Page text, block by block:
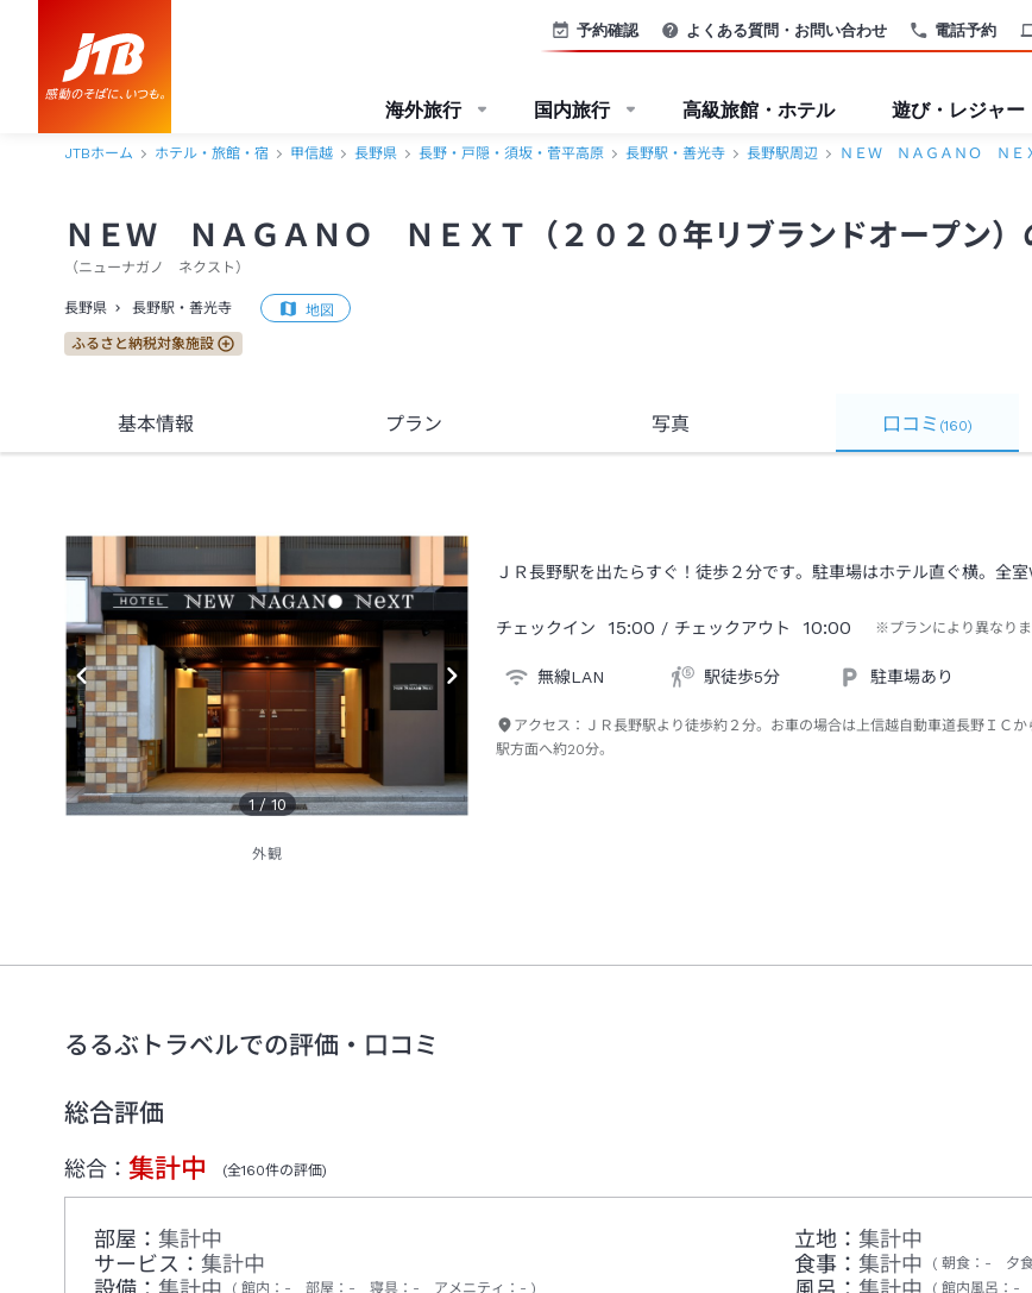
電話予約
予約確認 よくある質問・お問い合わせ
海外旅行 国内旅行 高級旅館・ホテル 遊び・レジャー
JTBホーム ホテル・旅館・宿 甲信越 長野県 長野・戸隠・須坂・菅平高原 長野駅・善光寺 長野駅周辺 ＮＥＷ ＮＡＧＡＮＯ ＮＥ
ＮＥＷ ＮＡＧＡＮＯ ＮＥＸＴ（２０２０年リブランドオープン）
（ニューナガノ ネクスト ）
長野県 長野駅・善光寺 地図
ふるさと納税対象施設
基本情報 プラン 写真 口コミ (160)
1 /10
外観
ＪＲ長野駅を出たらすぐ！徒歩２分です。駐車場はホテル直ぐ横。全
チェックイン 15:00 / チェックアウト 10:00 ※プランにより異なり
無線LAN 駅徒歩5分 駐車場あり
アクセス： ＪＲ長野駅より徒歩約２分。お車の場合は上信越自動車道長野ＩＣか
駅方面へ約20分。
るるぶトラベルでの評価・口コミ
総合評価
総合： 集計中 (全160件の評価)
部屋： 集計中 立地： 集計中
サービス： 集計中 食事： 集計中 朝食 ： - 夕
館内 ： - 部屋 ： - 寝具 ： - アメニティ ： - 館内風呂 ： -